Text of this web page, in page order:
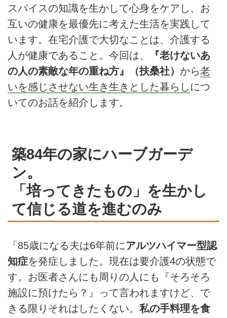
スパイスの知識を生かして心身をケアし、お
互いの健康を最優先に考えた生活を実践して
います。在宅介護で大切なことは、介護する
人が健康であること。今回は、
『老けないあ
の人の素敵な年の重ね方』（扶桑社） から老
いを感じさせない生き生きとした暮らし につ
いてのお話を紹介します。
築84年の家にハーブガーデ
ン。
「培ってきたもの」を生かし
て信じる道を進むのみ
「85歳になる夫は6年前にアルツハイマー型認
知症を発症しました。現在は要介護4の状態で
す。お医者さんにも周りの人にも『そろそろ
施設に預けたら？』って言われますけど、で
きる限りそれはしたくない。 私の手料理を食